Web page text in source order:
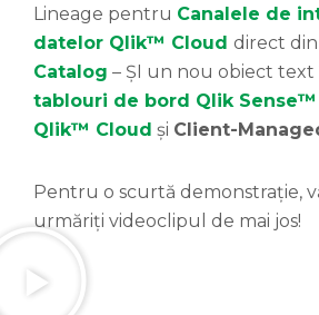
Lineage pentru Canalele de
datelor Qlik™ Cloud direct din
Catalog – ȘI un nou obiect text
tablouri de bord Qlik Sense™
Qlik™ Cloud și Client-
Pentru o scurtă demonstrație,
urmăriți videoclipul de mai jos!